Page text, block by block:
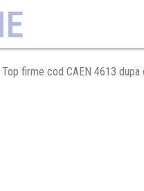
Top firme cod CAEN 4613